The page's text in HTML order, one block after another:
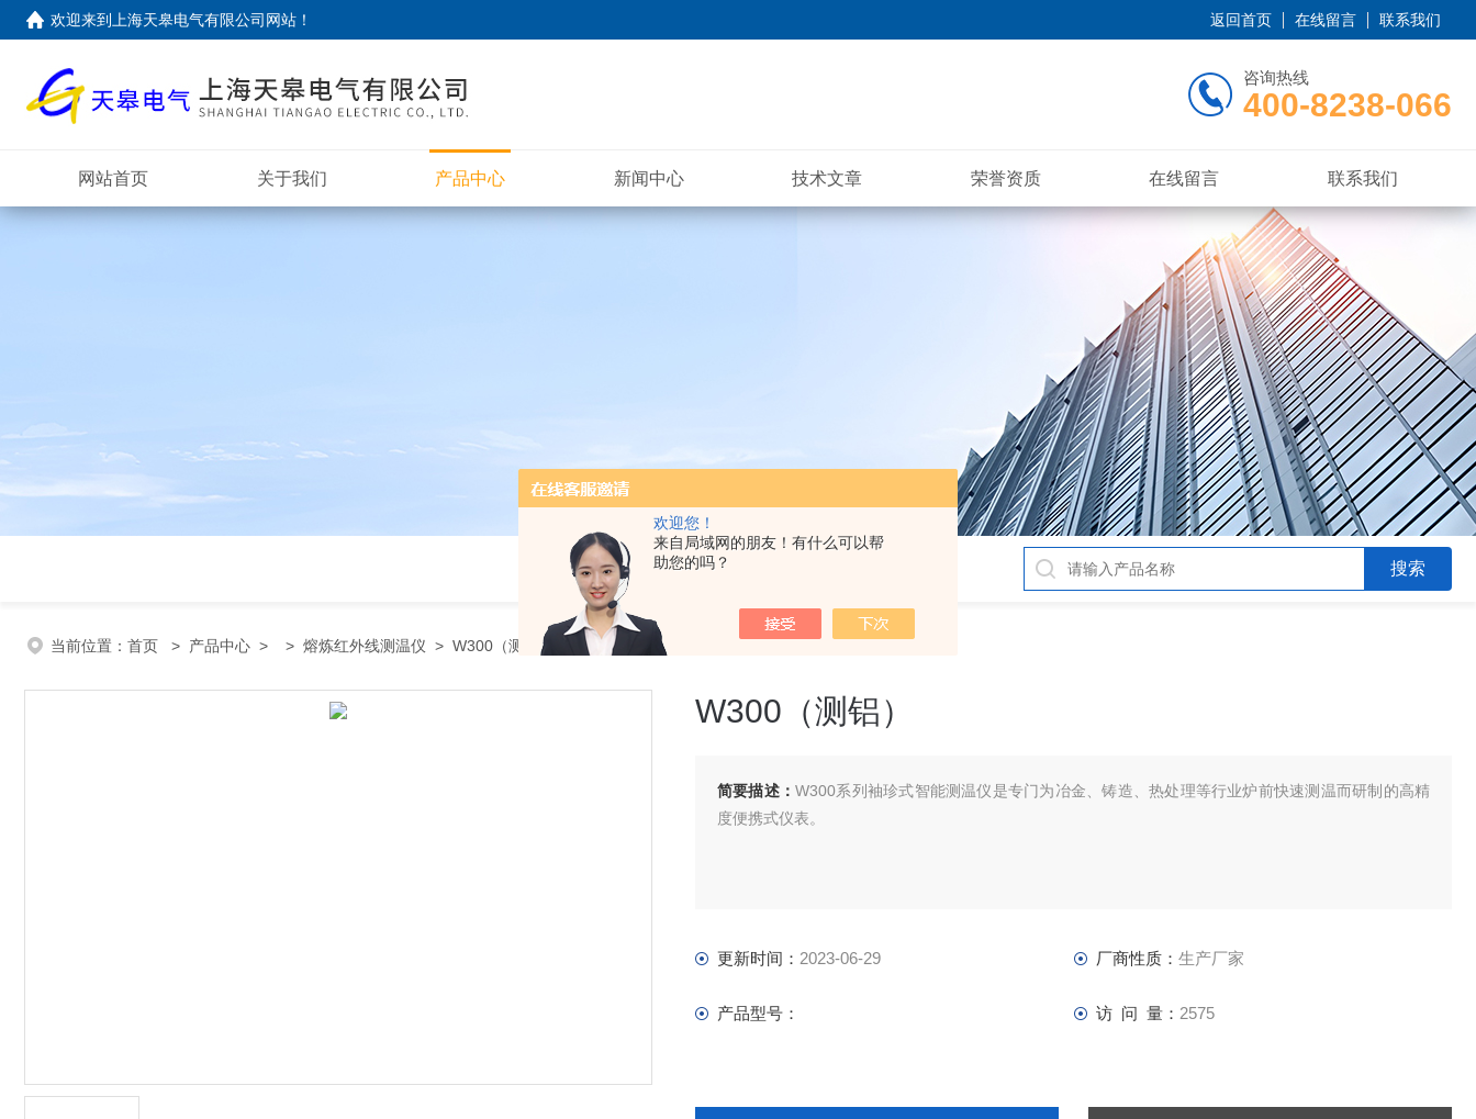
欢迎您！
来自局域网的朋友！有什么可以帮
助您的吗？
欢迎来到上海天皋电气有限公司网站！ 返回首页 在线留言 联系我们
咨询热线
400-8238-066
网站首页 关于我们 产品中心 新闻中心 技术文章 荣誉资质 在线留言 联系我们
当前位置： 首页 > 产品中心 > > 熔炼红外线测温仪 > W300（测铝）
W300（测铝）
简要描述：W300系列袖珍式智能测温仪是专门为冶金、铸造、热处理等行业炉前快速测温而研制的高精
度便携式仪表。
更新时间： 2023-06-29 厂商性质： 生产厂家
产品型号： 访 问 量： 2575